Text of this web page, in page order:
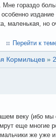
Мне гораздо
издание
маленькая, но
Перейти к
Кормильцев »
веку (ибо мы
еще многие
же уже